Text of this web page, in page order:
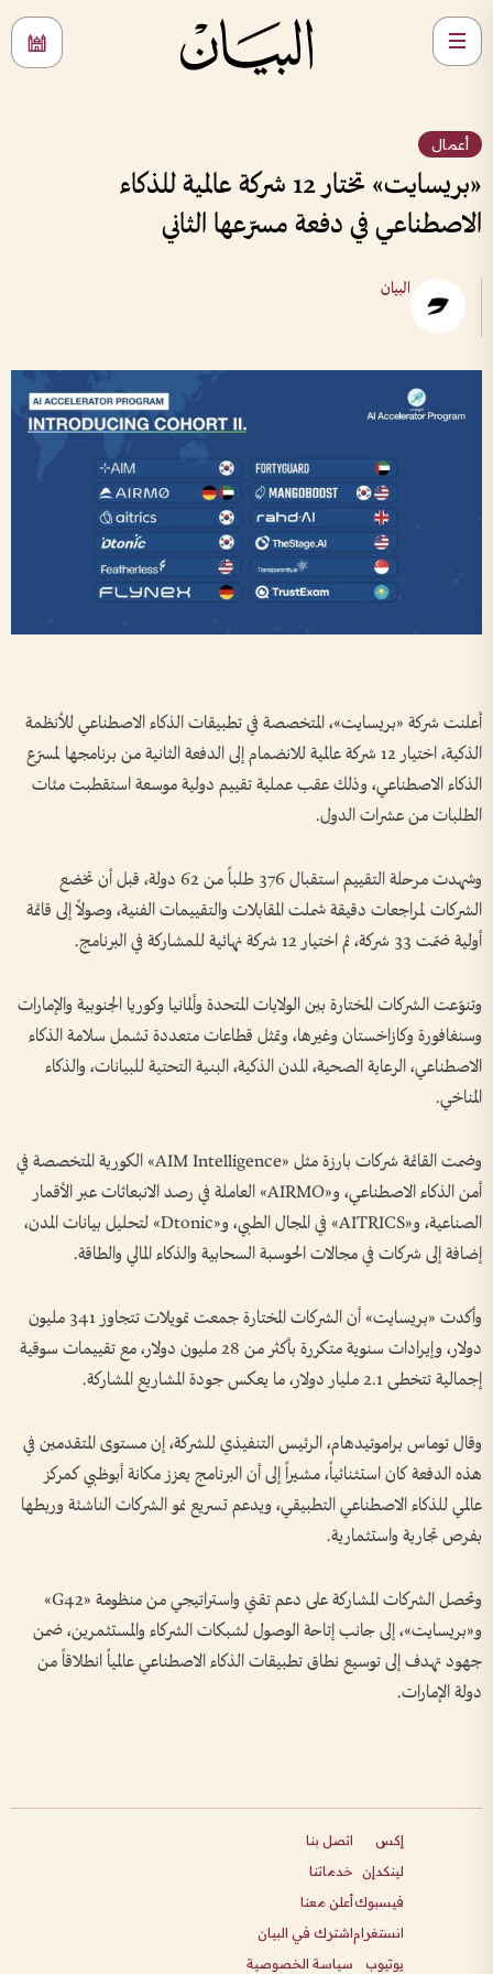
أعمال
«بريسايت» تختار 12 شركة عالمية للذكاء
الاصطناعي في دفعة مسرّعها الثاني
البيان
أعلنت شركة «بريسايت»، المتخصصة في تطبيقات الذكاء الاصطناعي للأنظمة
الذكية، اختيار 12 شركة عالمية للانضمام إلى الدفعة الثانية من برنامجها لمسرّع
الذكاء الاصطناعي، وذلك عقب عملية تقييم دولية موسعة استقطبت مئات
الطلبات من عشرات الدول.
وشهدت مرحلة التقييم استقبال 376 طلباً من 62 دولة، قبل أن تخضع
الشركات لمراجعات دقيقة شملت المقابلات والتقييمات الفنية، وصولاً إلى قائمة
أولية ضمّت 33 شركة، ثم اختيار 12 شركة نهائية للمشاركة في البرنامج.
وتنوّعت الشركات المختارة بين الولايات المتحدة وألمانيا وكوريا الجنوبية والإمارات
وسنغافورة وكازاخستان وغيرها، وتمثل قطاعات متعددة تشمل سلامة الذكاء
الاصطناعي، الرعاية الصحية، المدن الذكية، البنية التحتية للبيانات، والذكاء
المناخي.
وضمت القائمة شركات بارزة مثل «AIM Intelligence» الكورية المتخصصة في
أمن الذكاء الاصطناعي، و«AIRMO» العاملة في رصد الانبعاثات عبر الأقمار
الصناعية، و«AITRICS» في المجال الطبي، و«Dtonic» لتحليل بيانات المدن،
إضافة إلى شركات في مجالات الحوسبة السحابية والذكاء المالي والطاقة.
وأكدت «بريسايت» أن الشركات المختارة جمعت تمويلات تتجاوز 341 مليون
دولار، وإيرادات سنوية متكررة بأكثر من 28 مليون دولار، مع تقييمات سوقية
إجمالية تتخطى 2.1 مليار دولار، ما يعكس جودة المشاريع المشاركة.
وقال توماس براموتيدهام، الرئيس التنفيذي للشركة، إن مستوى المتقدمين في
هذه الدفعة كان استثنائياً، مشيراً إلى أن البرنامج يعزز مكانة أبوظبي كمركز
عالمي للذكاء الاصطناعي التطبيقي، ويدعم تسريع نمو الشركات الناشئة وربطها
بفرص تجارية واستثمارية.
وتحصل الشركات المشاركة على دعم تقني واستراتيجي من منظومة «G42»
و«بريسايت»، إلى جانب إتاحة الوصول لشبكات الشركاء والمستثمرين، ضمن
جهود تهدف إلى توسيع نطاق تطبيقات الذكاء الاصطناعي عالمياً انطلاقاً من
دولة الإمارات.
إكس
لينكدإن
فيسبوك
انستغرام
يوتيوب
اتصل بنا
خدماتنا
أعلن معنا
اشترك في البيان
سياسة الخصوصية